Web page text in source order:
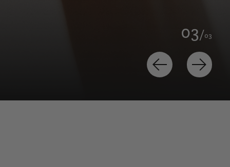
03/03